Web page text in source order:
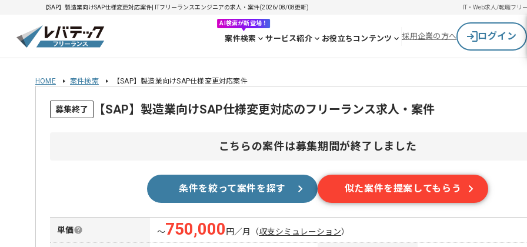
【SAP】製造業向けSAP仕様変更対応案件| ITフリーランスエンジニアの求人・案件(2026/08/08更新) IT・Web求人/転職フリ
AI検索が新登場！
案件検索 サービス紹介 お役立ちコンテンツ 採用企業の方へ ログイン
HOME 案件検索 【SAP】製造業向けSAP仕様変更対応案件
募集終了 【SAP】製造業向けSAP仕様変更対応のフリーランス求人・案件
こちらの案件は募集期間が終了しました
条件を絞って案件を探す 似た案件を提案してもらう
単価 〜750,000 円／月 （収支シミュレーション）